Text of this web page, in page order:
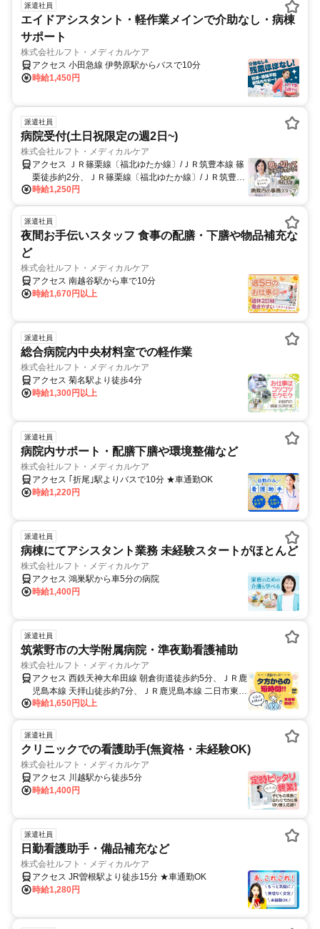
派遣社員
エイドアシスタント・軽作業メインで介助なし・病棟
サポート
株式会社ルフト・メディカルケア
時給1,450円
アクセス 小田急線 伊勢原駅からバスで10分
派遣社員
病院受付(土日祝限定の週2日~)
株式会社ルフト・メディカルケア
時給1,250円
アクセス ＪＲ篠栗線〔福北ゆたか線〕/ＪＲ筑豊本線 篠
栗徒歩約2分、ＪＲ篠栗線〔福北ゆたか線〕/ＪＲ筑豊本
線 門松徒歩約35分、ＪＲ篠栗線〔福北ゆたか線〕/ＪＲ
筑豊本線 長者原北口徒歩約58分 JR篠栗線 篠栗駅から徒
歩で10分 ※車・バイク・自転車通勤OK（敷地内駐車場
完備）
派遣社員
夜間お手伝いスタッフ 食事の配膳・下膳や物品補充な
ど
株式会社ルフト・メディカルケア
時給1,670円以上
アクセス 南越谷駅から車で10分
派遣社員
総合病院内中央材料室での軽作業
株式会社ルフト・メディカルケア
時給1,300円以上
アクセス 菊名駅より徒歩4分
派遣社員
病院内サポート・配膳下膳や環境整備など
株式会社ルフト・メディカルケア
時給1,220円
アクセス ｢折尾｣駅よりバスで10分 ★車通勤OK
派遣社員
病棟にてアシスタント業務 未経験スタートがほとんど
株式会社ルフト・メディカルケア
時給1,400円
アクセス 鴻巣駅から車5分の病院
派遣社員
筑紫野市の大学附属病院・準夜勤看護補助
株式会社ルフト・メディカルケア
時給1,650円以上
アクセス 西鉄天神大牟田線 朝倉街道徒歩約5分、ＪＲ鹿
児島本線 天拝山徒歩約7分、ＪＲ鹿児島本線 二日市東口
徒歩約27分 JR「天拝山駅」・西鉄「朝倉街道駅」より
徒歩3分
派遣社員
クリニックでの看護助手(無資格・未経験OK)
株式会社ルフト・メディカルケア
時給1,400円
アクセス 川越駅から徒歩5分
派遣社員
日勤看護助手・備品補充など
株式会社ルフト・メディカルケア
時給1,280円
アクセス JR曽根駅より徒歩15分 ★車通勤OK